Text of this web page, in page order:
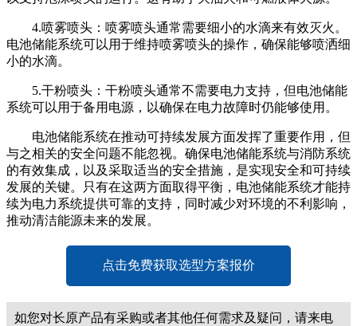
4.喷雾喷头：喷雾喷头通常需要细小的水滴来有效灭火。
电池储能系统可以用于维持喷雾喷头的操作，确保能够喷洒细
小的水滴。
5.干粉喷头：干粉喷头通常不需要电力支持，但电池储能
系统可以用于备用电源，以确保在电力故障时仍能够使用。
电池储能系统在推动可持续发展方面发挥了重要作用，但
与之相关的安全问题不能忽视。确保电池储能系统与消防系统
的有效集成，以及采取适当的安全措施，是实现安全和可持续
发展的关键。只有在这两方面取得平衡，电池储能系统才能持
续为电力系统提供可靠的支持，同时减少对环境的不利影响，
推动清洁能源未来的发展。
点击免费获取选型方案报价
如您对长原产品有采购或者其他任何需求及疑问，请来电